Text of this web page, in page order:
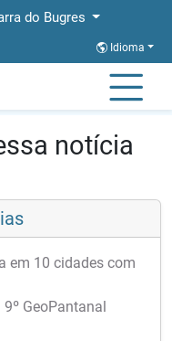
do Bugres
Idioma
notícia
em 10 cidades com
GeoPantanal